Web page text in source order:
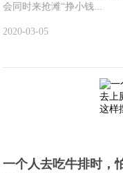
会同时来抢滩“挣小钱...
2020-03-05
一个人去吃牛排时，